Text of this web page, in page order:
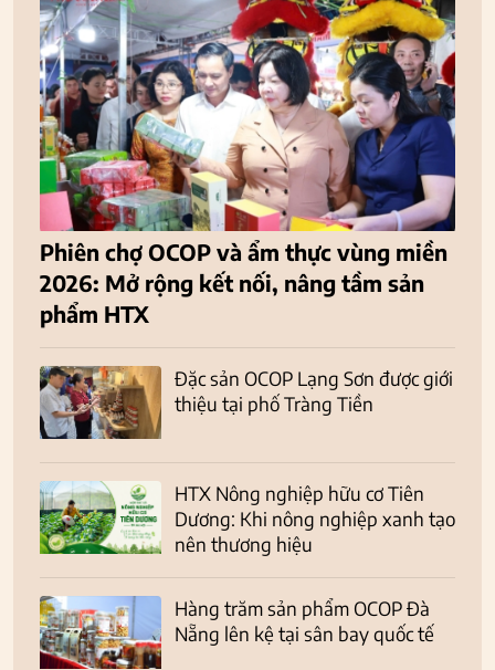
Phiên chợ OCOP và ẩm thực vùng miền
2026: Mở rộng kết nối, nâng tầm sản
phẩm HTX
Đặc sản OCOP Lạng Sơn được giới
thiệu tại phố Tràng Tiền
HTX Nông nghiệp hữu cơ Tiên
Dương: Khi nông nghiệp xanh tạo
nên thương hiệu
Hàng trăm sản phẩm OCOP Đà
Nẵng lên kệ tại sân bay quốc tế